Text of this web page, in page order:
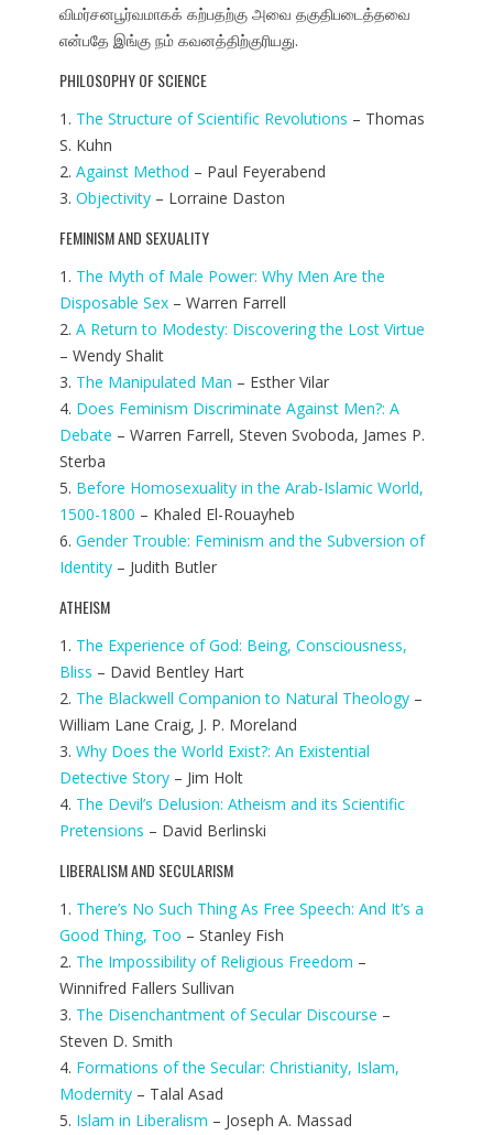
விமர்சனபூர்வமாகக் கற்பதற்கு அவை தகுதிபடைத்தவை
என்பதே இங்கு நம் கவனத்திற்குரியது.
PHILOSOPHY OF SCIENCE
1. The Structure of Scientific Revolutions – Thomas
S. Kuhn
2. Against Method – Paul Feyerabend
3. Objectivity– Lorraine Daston
FEMINISM AND SEXUALITY
1. The Myth of Male Power: Why Men Are the
Disposable Sex– Warren Farrell
2. A Return to Modesty: Discovering the Lost Virtue
– Wendy Shalit
3. The Manipulated Man – Esther Vilar
4. Does Feminism Discriminate Against Men?: A
Debate – Warren Farrell, Steven Svoboda, James P.
Sterba
5. Before Homosexuality in the Arab-Islamic World,
1500-1800 – Khaled El-Rouayheb
6. Gender Trouble: Feminism and the Subversion of
Identity– Judith Butler
ATHEISM
1. The Experience of God: Being, Consciousness,
Bliss – David Bentley Hart
2. The Blackwell Companion to Natural Theology–
William Lane Craig, J. P. Moreland
3. Why Does the World Exist?: An Existential
Detective Story– Jim Holt
4. The Devil’s Delusion: Atheism and its Scientific
Pretensions – David Berlinski
LIBERALISM AND SECULARISM
1. There’s No Such Thing As Free Speech: And It’s a
Good Thing, Too – Stanley Fish
2. The Impossibility of Religious Freedom –
Winnifred Fallers Sullivan
3. The Disenchantment of Secular Discourse –
Steven D. Smith
4. Formations of the Secular: Christianity, Islam,
Modernity– Talal Asad
5. Islam in Liberalism – Joseph A. Massad